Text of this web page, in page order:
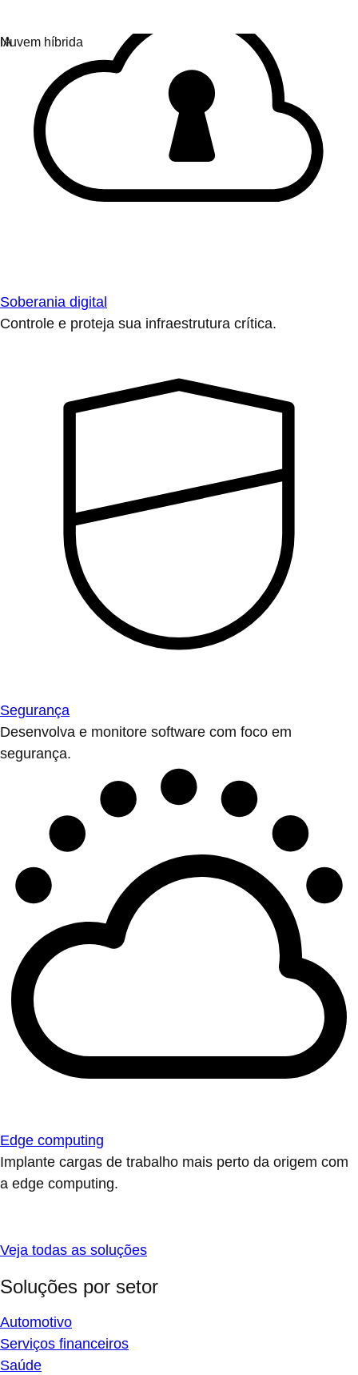
Soberania digital
Controle e proteja sua infraestrutura crítica.
Segurança
Desenvolva e monitore software com foco em
segurança.
Edge computing
Implante cargas de trabalho mais perto da origem com
a edge computing.
Veja todas as soluções
Soluções por setor
Automotivo
Serviços financeiros
Saúde